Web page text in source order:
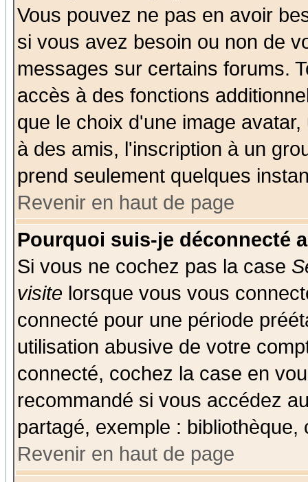
Vous pouvez ne pas en avoir
si vous avez besoin ou non de
messages sur certains forums.
accès à des fonctions
que le choix d'une image
à des amis, l'inscription à un
prend seulement quelques
Revenir en haut de page
Pourquoi suis-je déconnecté
Si vous ne cochez pas la case
visite lorsque vous vous
connecté pour une période
utilisation abusive de votre
connecté, cochez la case en
recommandé si vous accédez
partagé, exemple :
Revenir en haut de page